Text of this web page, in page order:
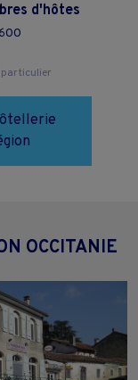
d'hôtes
OCCITANIE